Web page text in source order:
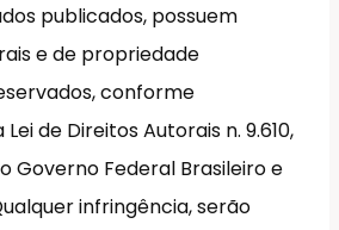
publicados, possuem
e de propriedade
conforme
de Direitos Autorais n. 9.610,
Governo Federal Brasileiro e
infringência, serão